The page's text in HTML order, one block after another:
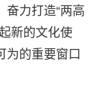
奋力打造“两高
新的文化使
为的重要窗口